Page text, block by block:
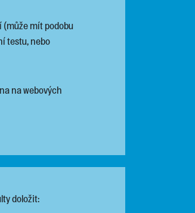
mít podobu
testu, nebo
na webových
doložit: